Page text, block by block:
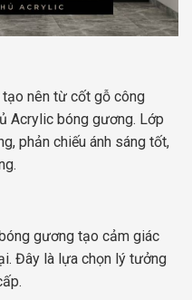
nên từ cốt gỗ công
Acrylic bóng gương. Lớp
phản chiếu ánh sáng tốt,
gương tạo cảm giác
Đây là lựa chọn lý tưởng